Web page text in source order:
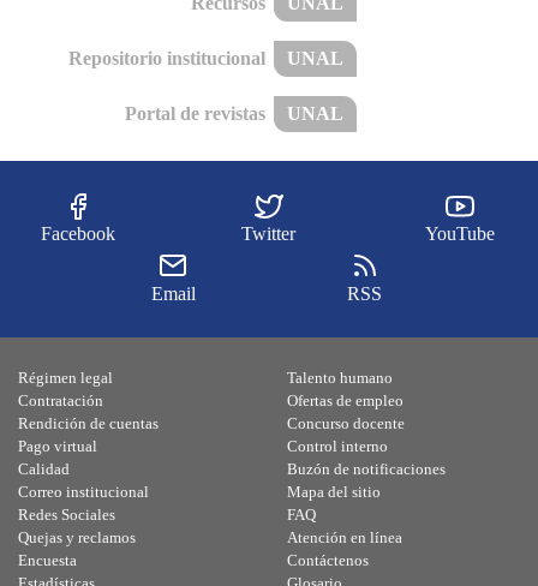
Repositorio institucional UNAL
Portal de revistas UNAL
Facebook Twitter YouTube
Email RSS
Régimen legal
Contratación
Rendición de cuentas
Pago virtual
Calidad
Talento humano
Ofertas de empleo
Concurso docente
Control interno
Buzón de notificaciones
Correo institucional
Redes Sociales
Quejas y reclamos
Encuesta
Mapa del sitio
FAQ
Atención en línea
Contáctenos